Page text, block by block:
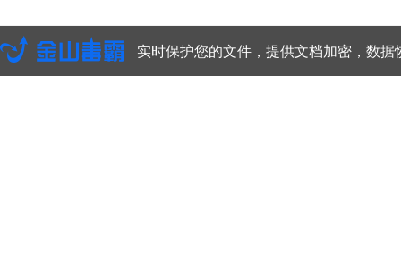
实时保护您的文件，提供文档加密，数据